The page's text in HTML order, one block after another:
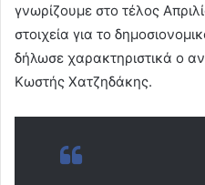
γνωρίζουμε στο τέλος
στοιχεία για το
δήλωσε χαρακτηριστικά ο
Κωστής Χατζηδάκης.